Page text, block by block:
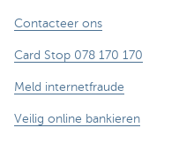
Contacteer ons
Card Stop 078 170 170
Meld internetfraude
Veilig online bankieren